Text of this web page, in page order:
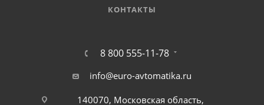
КОНТАКТЫ
8 800 555-11-78
info@euro-avtomatika.ru
140070, Московская область,